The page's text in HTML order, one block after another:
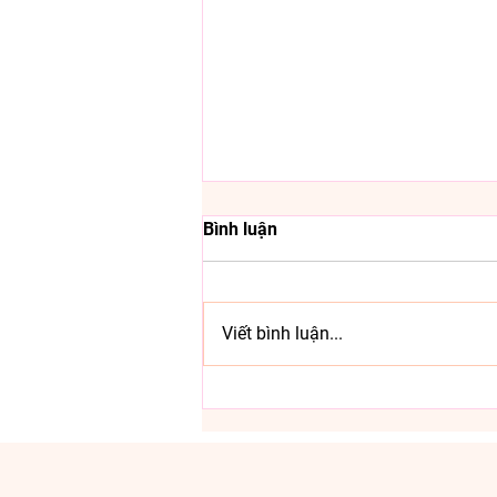
Bình luận
Viết bình luận...